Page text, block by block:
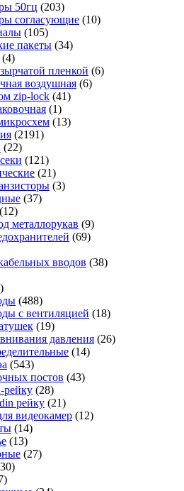
50гц (203)
согласующие (10)
(105)
пакеты (34)
(4)
пленкой (6)
воздушная (6)
zip-lock (41)
(1)
(13)
(2191)
(22)
(121)
(21)
(3)
(37)
(12)
металлорукав (9)
(69)
вводов (38)
(488)
с вентиляцией (18)
(19)
давления (26)
(14)
(543)
постов (43)
рейку (28)
рейку (21)
видеокамер (12)
(14)
(13)
(27)